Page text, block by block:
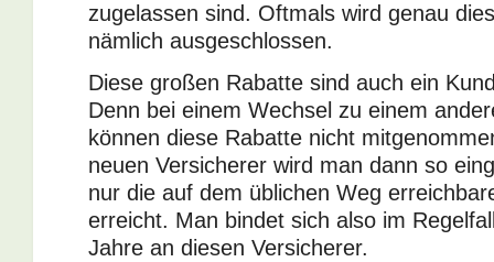
zugelassen sind. Oftmals wird genau
nämlich ausgeschlossen.
Diese großen Rabatte sind auch ein
Denn bei einem Wechsel zu einem
können diese Rabatte nicht
neuen Versicherer wird man dann so
nur die auf dem üblichen Weg
erreicht. Man bindet sich also im
Jahre an diesen Versicherer.